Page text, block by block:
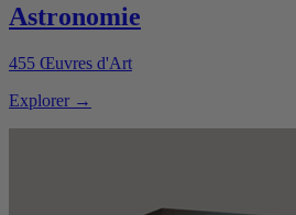
Astronomie
455 Œuvres d'Art
Explorer →